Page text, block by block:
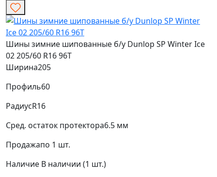
Шины зимние шипованные б/у Dunlop SP Winter Ice
02 205/60 R16 96T
Ширина205
Профиль60
РадиусR16
Сред. остаток протектора6.5 мм
Продажапо 1 шт.
Наличие В наличии (1 шт.)